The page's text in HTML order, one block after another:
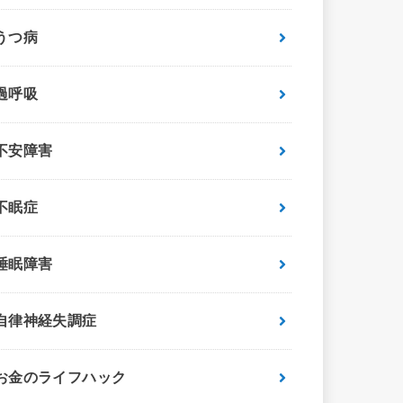
つ病
呼吸
安障害
眠症
眠障害
律神経失調症
金のライフハック